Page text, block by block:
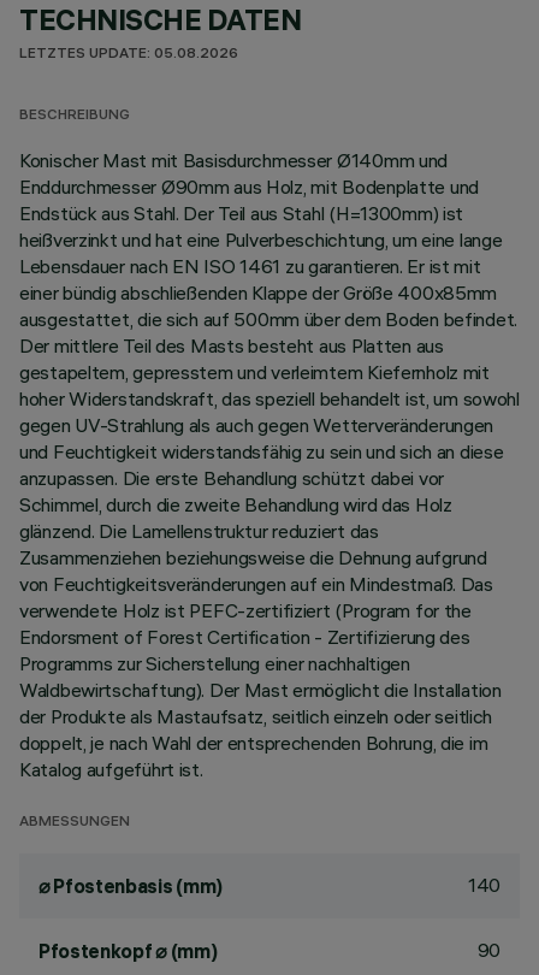
TECHNISCHE DATEN
LETZTES UPDATE: 05.08.2026
BESCHREIBUNG
Konischer Mast mit Basisdurchmesser Ø140mm und
Enddurchmesser Ø90mm aus Holz, mit Bodenplatte und
Endstück aus Stahl. Der Teil aus Stahl (H=1300mm) ist
heißverzinkt und hat eine Pulverbeschichtung, um eine lange
Lebensdauer nach EN ISO 1461 zu garantieren. Er ist mit
einer bündig abschließenden Klappe der Größe 400x85mm
ausgestattet, die sich auf 500mm über dem Boden befindet.
Der mittlere Teil des Masts besteht aus Platten aus
gestapeltem, gepresstem und verleimtem Kiefernholz mit
hoher Widerstandskraft, das speziell behandelt ist, um sowohl
gegen UV-Strahlung als auch gegen Wetterveränderungen
und Feuchtigkeit widerstandsfähig zu sein und sich an diese
anzupassen. Die erste Behandlung schützt dabei vor
Schimmel, durch die zweite Behandlung wird das Holz
glänzend. Die Lamellenstruktur reduziert das
Zusammenziehen beziehungsweise die Dehnung aufgrund
von Feuchtigkeitsveränderungen auf ein Mindestmaß. Das
verwendete Holz ist PEFC-zertifiziert (Program for the
Endorsment of Forest Certification - Zertifizierung des
Programms zur Sicherstellung einer nachhaltigen
Waldbewirtschaftung). Der Mast ermöglicht die Installation
der Produkte als Mastaufsatz, seitlich einzeln oder seitlich
doppelt, je nach Wahl der entsprechenden Bohrung, die im
Katalog aufgeführt ist.
ABMESSUNGEN
⌀ Pfostenbasis (mm) 140
Pfostenkopf ⌀ (mm) 90